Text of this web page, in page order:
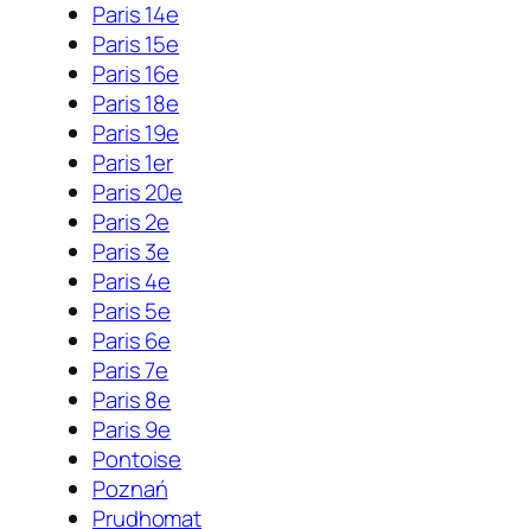
Paris 14e
Paris 15e
Paris 16e
Paris 18e
Paris 19e
Paris 1er
Paris 20e
Paris 2e
Paris 3e
Paris 4e
Paris 5e
Paris 6e
Paris 7e
Paris 8e
Paris 9e
Pontoise
Poznań
Prudhomat